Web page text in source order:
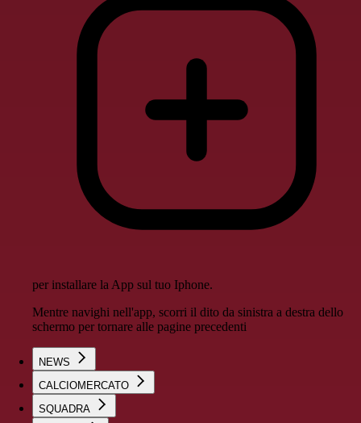
per installare la App sul tuo Iphone.
Mentre navighi nell'app, scorri il dito da sinistra a destra dello
schermo per tornare alle pagine precedenti
NEWS
CALCIOMERCATO
SQUADRA